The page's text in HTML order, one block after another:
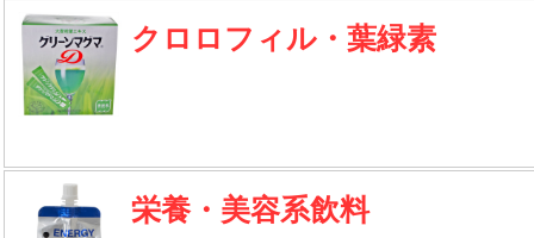
クロロフィル・葉緑素
栄養・美容系飲料